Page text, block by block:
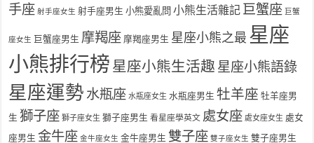
手座 射手座女生 射手座男生 小熊愛亂問 小熊生活雜記 巨蟹座 巨蟹
座女生 巨蟹座男生 摩羯座 摩羯座男生 星座小熊之最 星座
小熊排行榜 星座小熊生活趣 星座小熊語錄
星座運勢 水瓶座 水瓶座女生 水瓶座男生 牡羊座 牡羊座男
生 獅子座 獅子座女生 獅子座男生 看星座學英文 處女座 處女座女生 處女
座男生 金牛座 金牛座女生 金牛座男生 雙子座 雙子座女生 雙子座男生